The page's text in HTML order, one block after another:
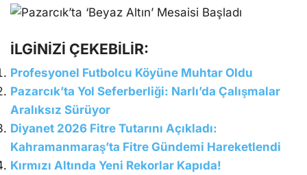
İLGİNİZİ ÇEKEBİLİR:
Profesyonel Futbolcu Köyüne Muhtar Oldu
Pazarcık’ta Yol Seferberliği: Narlı’da Çalışmalar
Aralıksız Sürüyor
Diyanet 2026 Fitre Tutarını Açıkladı:
Kahramanmaraş’ta Fitre Gündemi Hareketlendi
Kırmızı Altında Yeni Rekorlar Kapıda!